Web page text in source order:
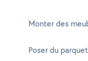
Monter des
Poser du